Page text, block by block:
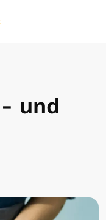
und